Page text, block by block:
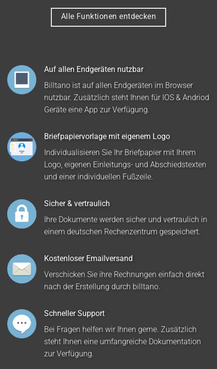
Alle Funktionen entdecken
Auf allen Endgeräten nutzbar
Billtano ist auf allen Endgeräten im Browser
nutzbar. Zusätzlich steht Ihnen für IOS & Andriod
Geräte eine App zur Verfügung.
Briefpapiervorlage mit eigenem Logo
Individualisieren Sie Ihr Briefpapier mit Ihrem
Logo, eigenen Einleitungs- und Abschiedstexten
und einer individuellen Fußzeile.
Sicher & vertraulich
Ihre Dokumente werden sicher und vertraulich in
einem deutschen Rechenzentrum gespeichert.
Kostenloser Emailversand
Verschicken Sie ihre Rechnungen einfach direkt
nach der Erstellung durch billtano.
Schneller Support
Bei Fragen helfen wir Ihnen gerne. Zusätzlich
steht Ihnen eine umfangreiche Dokumentation
zur Verfügung.